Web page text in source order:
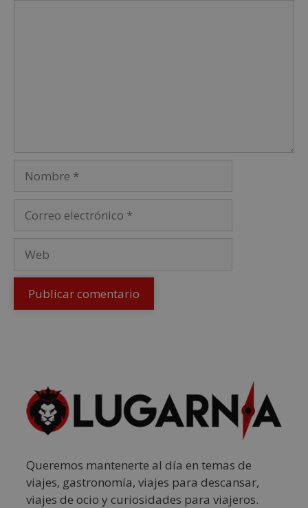
Queremos mantenerte al día en temas de
viajes, gastronomía, viajes para descansar,
viajes de ocio y curiosidades para viajeros.